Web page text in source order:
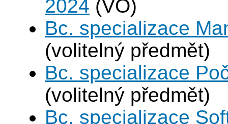
2024 (VO)
Bc. specializace
(volitelný předmět)
Bc. specializace
(volitelný předmět)
Bc. specializace